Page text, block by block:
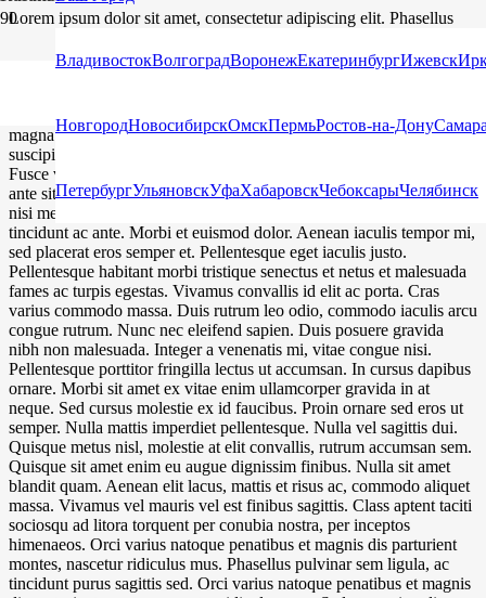
ВладивостокВолгоградВоронежЕкатеринбургИжевск
НовгородНовосибирскОмскПермьРостов-на-Дону
ПетербургУльяновскУфаХабаровскЧебоксарыЧелябинск
Lorem ipsum dolor sit amet, consectetur adipiscing elit. Phasellus
elit elementum luctus. Nunc lacus libero, faucibus sed iaculis at,
euismod sed. Morbi et felis iaculis, accumsan augue eget, molestie
magna. Donec pharetra vehicula turpis, id venenatis lectus suscipit
suscipit. Vestibulum interdum metus sem, vel porta leo rutrum ac.
Fusce vitae turpis a arcu lobortis tincidunt mollis ac erat. In aliquet,
ante sit amet efficitur scelerisque, risus risus facilisis leo, eget mollis
nisi metus eu dui. Aliquam arcu neque, cursus et ullamcorper eget,
tincidunt ac ante. Morbi et euismod dolor. Aenean iaculis tempor mi,
sed placerat eros semper et. Pellentesque eget iaculis justo.
Pellentesque habitant morbi tristique senectus et netus et malesuada
fames ac turpis egestas. Vivamus convallis id elit ac porta. Cras
varius commodo massa. Duis rutrum leo odio, commodo iaculis arcu
congue rutrum. Nunc nec eleifend sapien. Duis posuere gravida
nibh non malesuada. Integer a venenatis mi, vitae congue nisi.
Pellentesque porttitor fringilla lectus ut accumsan. In cursus dapibus
ornare. Morbi sit amet ex vitae enim ullamcorper gravida in at
neque. Sed cursus molestie ex id faucibus. Proin ornare sed eros ut
semper. Nulla mattis imperdiet pellentesque. Nulla vel sagittis dui.
Quisque metus nisl, molestie at elit convallis, rutrum accumsan sem.
Quisque sit amet enim eu augue dignissim finibus. Nulla sit amet
blandit quam. Aenean elit lacus, mattis et risus ac, commodo aliquet
massa. Vivamus vel mauris vel est finibus sagittis. Class aptent taciti
sociosqu ad litora torquent per conubia nostra, per inceptos
himenaeos. Orci varius natoque penatibus et magnis dis parturient
montes, nascetur ridiculus mus. Phasellus pulvinar sem ligula, ac
tincidunt purus sagittis sed. Orci varius natoque penatibus et magnis